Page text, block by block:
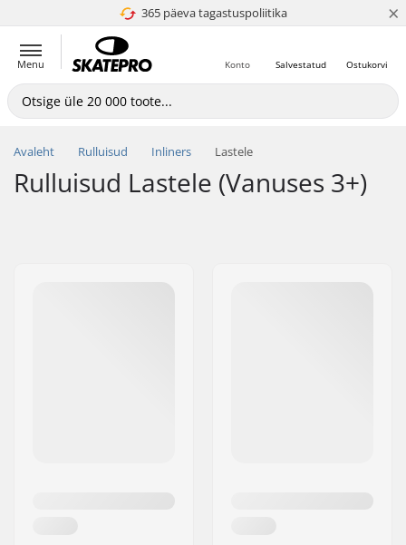
365 päeva tagastuspoliitika
4.8 paljaks 5 ×
Menu Ostukorvi
Salvestatud
Konto
Avaleht Rulluisud Inliners Lastele
Rulluisud Lastele (Vanuses 3+)